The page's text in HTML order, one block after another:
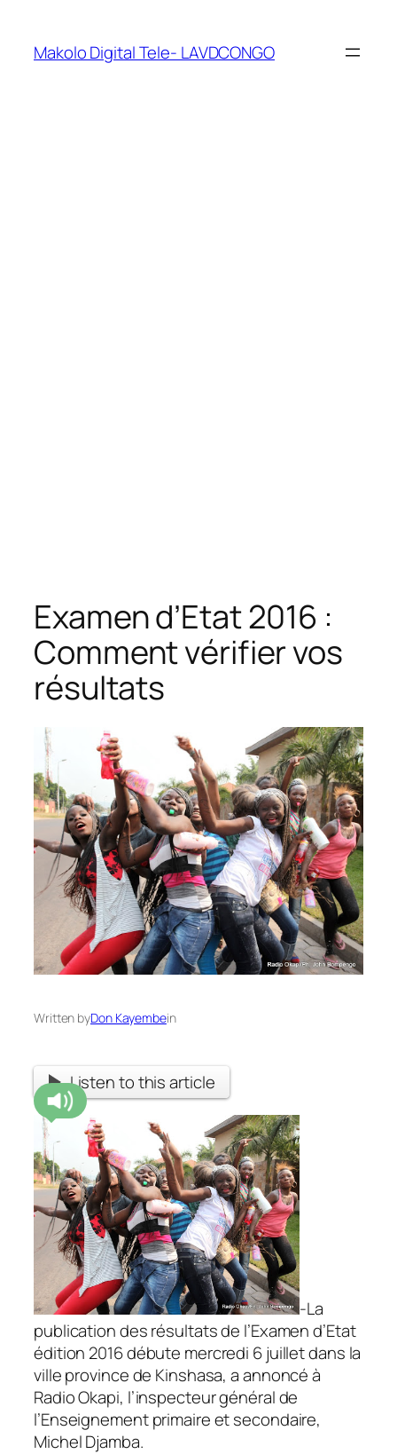
Makolo Digital Tele- LAVDCONGO
Examen d’Etat 2016 :
Comment vérifier vos
résultats
Written byDon Kayembein
Listen to this article
-La
publication des résultats de l’Examen d’Etat
édition 2016 débute mercredi 6 juillet dans la
ville province de Kinshasa, a annoncé à
Radio Okapi, l’inspecteur général de
l’Enseignement primaire et secondaire,
Michel Djamba.